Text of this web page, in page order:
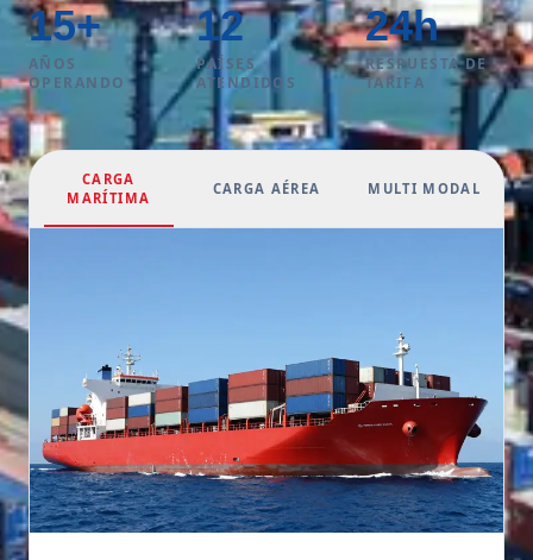
15+
AÑOS
OPERANDO
12
PAÍSES
ATENDIDOS
24h
RESPUESTA DE
TARIFA
CARGA
MARÍTIMA
CARGA AÉREA MULTI MODAL